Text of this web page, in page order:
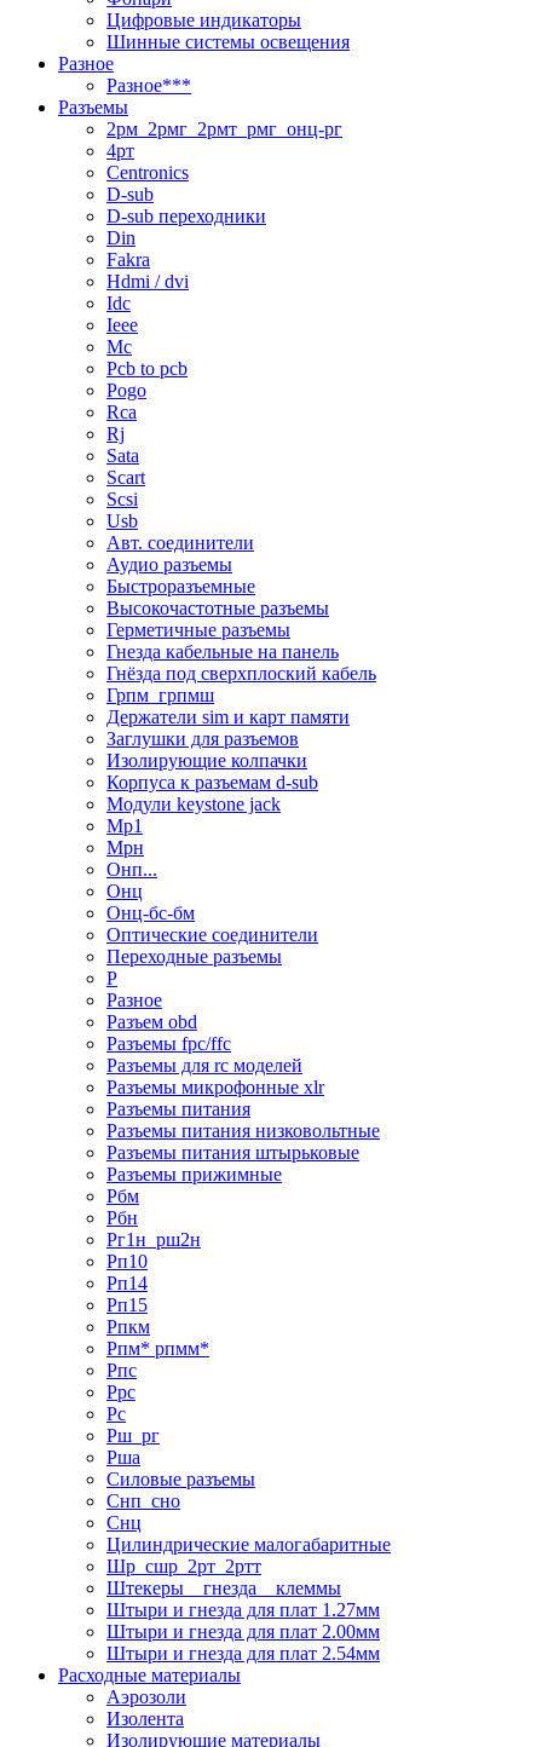
Цифровые индикаторы
Шинные системы освещения
Разное
Разное***
Разъемы
2рм_2рмг_2рмт_рмг_онц-рг
4рт
Centronics
D-sub
D-sub переходники
Din
Fakra
Hdmi / dvi
Idc
Ieee
Mc
Pcb to pcb
Pogo
Rca
Rj
Sata
Scart
Scsi
Usb
Авт. соединители
Аудио разъемы
Быстроразъемные
Высокочастотные разъемы
Герметичные разъемы
Гнезда кабельные на панель
Гнёзда под сверхплоский кабель
Грпм_грпмш
Держатели sim и карт памяти
Заглушки для разъемов
Изолирующие колпачки
Корпуса к разъемам d-sub
Модули keystone jack
Мр1
Мрн
Онп...
Онц
Онц-бс-бм
Оптические соединители
Переходные разъемы
Р
Разное
Разъем obd
Разъемы fpc/ffc
Разъемы для rc моделей
Разъемы микрофонные xlr
Разъемы питания
Разъемы питания низковольтные
Разъемы питания штырьковые
Разъемы прижимные
Рбм
Рбн
Рг1н_рш2н
Рп10
Рп14
Рп15
Рпкм
Рпм* рпмм*
Рпс
Ррс
Рс
Рш_рг
Рша
Силовые разъемы
Снп_сно
Снц
Цилиндрические малогабаритные
Шр_сшр_2рт_2ртт
Штекеры _ гнезда _ клеммы
Штыри и гнезда для плат 1.27мм
Штыри и гнезда для плат 2.00мм
Штыри и гнезда для плат 2.54мм
Расходные материалы
Аэрозоли
Изолента
Изолирующие материалы